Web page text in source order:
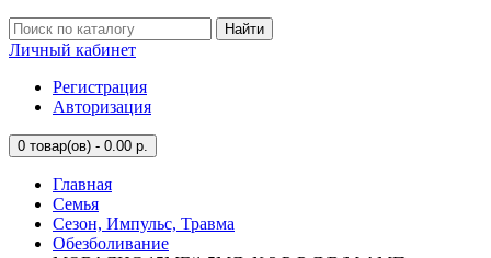
Найти
Личный кабинет
Регистрация
Авторизация
0 товар(ов) - 0.00 р.
Главная
Семья
Сезон, Импульс, Травма
Обезболивание